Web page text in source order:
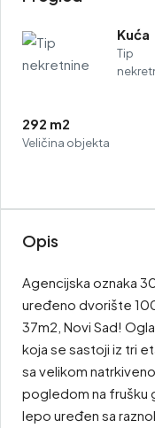
Kuća
Tip
292 m2
Veličina objekta
Opis
Agencijska oznaka
uređeno dvorište
37m2, Novi Sad!
koja se sastoji iz tri
sa velikom
pogledom na frušku
lepo uređen sa